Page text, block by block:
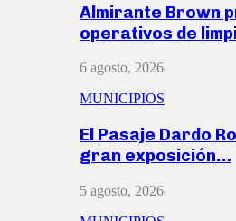
Almirante Brown
operativos de
6 agosto, 2026
MUNICIPIOS
El Pasaje Dardo
gran exposición…
5 agosto, 2026